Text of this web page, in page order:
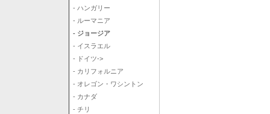
- ハンガリー
- ルーマニア
- ジョージア
- イスラエル
- ドイツ->
- カリフォルニア
- オレゴン・ワシントン
- カナダ
- チリ